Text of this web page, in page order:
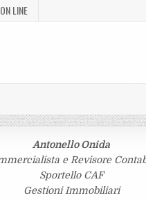
LINE
Antonello Onida
e Revisore
Sportello CAF
Gestioni Immobiliari